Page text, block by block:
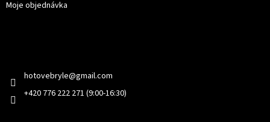
Moje objednávka
hotovebryle@gmail.com
+420 776 222 271 (9:00-16:30)